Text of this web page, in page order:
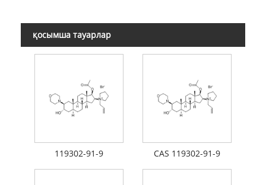
қосымша тауарлар
119302-91-9 CAS 119302-91-9